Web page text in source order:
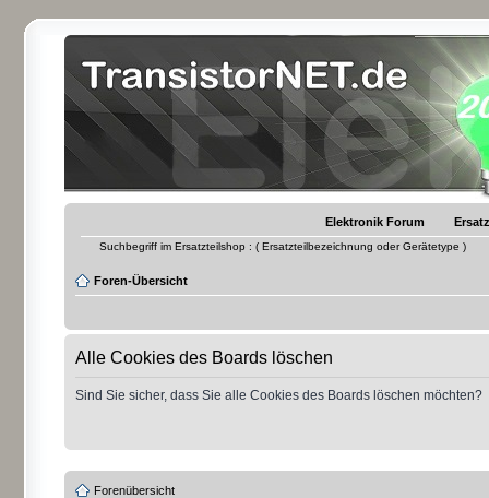
Elektronik Forum
Suchbegriff im Ersatzteilshop : ( Ersatzteilbezeichnung oder Gerätetype )
Foren-Übersicht
Alle Cookies des Boards löschen
Sind Sie sicher, dass Sie alle Cookies des Boards löschen möchten?
Forenübersicht